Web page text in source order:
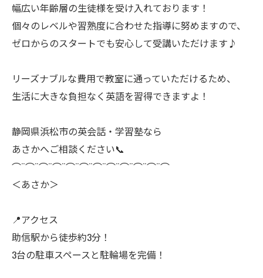
幅広い年齢層の生徒様を受け入れております！
個々のレベルや習熟度に合わせた指導に努めますので、
ゼロからのスタートでも安心して受講いただけます♪
リーズナブルな費用で教室に通っていただけるため、
生活に大きな負担なく英語を習得できますよ！
静岡県浜松市の英会話・学習塾なら
あさかへご相談ください📞
⌒¨⌒¨⌒¨⌒¨⌒¨⌒¨⌒¨⌒¨⌒¨⌒¨⌒¨⌒
＜あさか＞
📍アクセス
助信駅から徒歩約3分！
3台の駐車スペースと駐輪場を完備！